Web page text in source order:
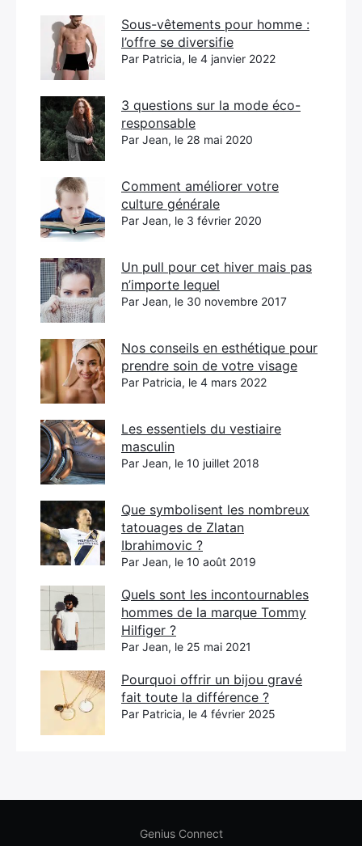
Sous-vêtements pour homme :
l’offre se diversifie
Par Patricia, le 4 janvier 2022
3 questions sur la mode éco-
responsable
Par Jean, le 28 mai 2020
Comment améliorer votre
culture générale
Par Jean, le 3 février 2020
Un pull pour cet hiver mais pas
n’importe lequel
Par Jean, le 30 novembre 2017
Nos conseils en esthétique pour
prendre soin de votre visage
Par Patricia, le 4 mars 2022
Les essentiels du vestiaire
masculin
Par Jean, le 10 juillet 2018
Que symbolisent les nombreux
tatouages de Zlatan
Ibrahimovic ?
Par Jean, le 10 août 2019
Quels sont les incontournables
hommes de la marque Tommy
Hilfiger ?
Par Jean, le 25 mai 2021
Pourquoi offrir un bijou gravé
fait toute la différence ?
Par Patricia, le 4 février 2025
Genius Connect